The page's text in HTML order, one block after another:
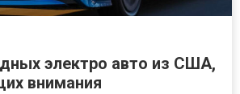
электро авто из США,
внимания